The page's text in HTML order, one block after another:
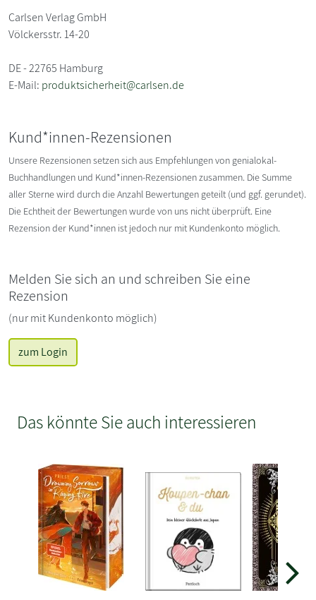
Carlsen Verlag GmbH
Völckersstr. 14-20
DE - 22765 Hamburg
E-Mail: produktsicherheit@carlsen.de
Kund*innen-Rezensionen
Unsere Rezensionen setzen sich aus Empfehlungen von genialokal-
Buchhandlungen und Kund*innen-Rezensionen zusammen. Die Summe
aller Sterne wird durch die Anzahl Bewertungen geteilt (und ggf. gerundet).
Die Echtheit der Bewertungen wurde von uns nicht überprüft. Eine
Rezension der Kund*innen ist jedoch nur mit Kundenkonto möglich.
Melden Sie sich an und schreiben Sie eine
Rezension
(nur mit Kundenkonto möglich)
zum Login
Das könnte Sie auch interessieren